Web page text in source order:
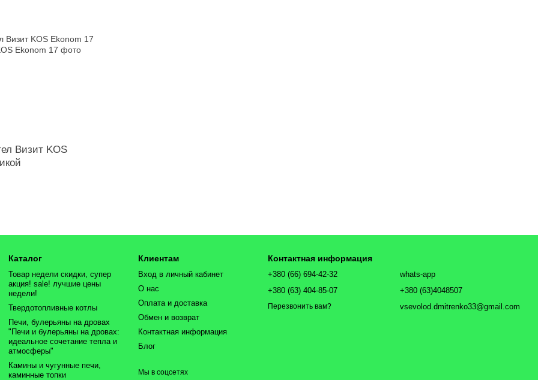
Визит KOS
Каталог
Товар недели скидки, супер
акция! sale! лучшие цены
недели!
Твердотопливные котлы
Печи, булерьяны на дровах
"Печи и булерьяны на дровах:
идеальное сочетание тепла и
атмосферы"
Камины и чугунные печи,
каминные топки
Клиентам
Вход в личный кабинет
О нас
Оплата и доставка
Обмен и возврат
Контактная информация
Блог
Мы в соцсетях
Контактная информация
+380 (66) 694-42-32
+380 (63) 404-85-07
Перезвонить вам?
whats-app
+380 (63)4048507
vsevolod.dmitrenko33@gmail.com